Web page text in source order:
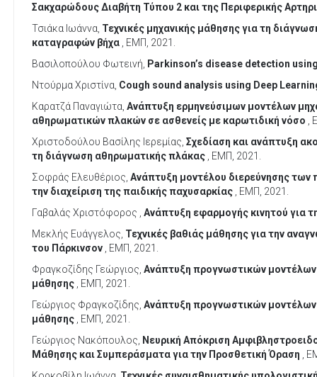
Σακχαρώδους Διαβήτη Τύπου 2 και της Περιφερικής
Τσιάκα Ιωάννα, Τεχνικές μηχανικής μάθησης για τη
καταγραφών βήχα , ΕΜΠ, 2021.
Βασιλοπούλου Φωτεινή,
Parkinson’s disease detection
Ντούρμα Χριστίνα, Cough sound analysis using Deep
Καρατζά Παναγιώτα, Ανάπτυξη ερμηνεύσιμων μοντέλων
αθηρωματικών πλακών σε ασθενείς με καρωτιδική νόσο ,
Χριστοδούλου Βασίλης Ιερεμίας, Σχεδίαση και ανάπτυξη
τη διάγνωση αθηρωματικής πλάκας , ΕΜΠ, 2021.
Σοφράς Ελευθέριος, Ανάπτυξη µοντέλου διερεύνησης
την διαχείριση της παιδικής παχυσαρκίας , ΕΜΠ, 2021.
Γαβαλάς Χριστόφορος , Ανάπτυξη εφαρμογής κινητού για
Μεκλής Ευάγγελος, Τεχνικές βαθιάς μάθησης για την
του Πάρκινσον , ΕΜΠ, 2021.
Φραγκοζίδης Γεώργιος, Ανάπτυξη προγνωστικών
μάθησης , ΕΜΠ, 2021.
Γεώργιος Φραγκοζίδης, Ανάπτυξη προγνωστικών
μάθησης , ΕΜΠ, 2021.
Γεώργιος Νακόπουλος,
Νευρική Απόκριση
Μάθησης και Συμπεράσματα για την Προσθετική Όραση ,